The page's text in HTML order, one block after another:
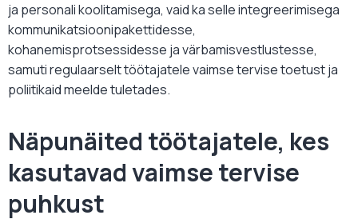
ja personali koolitamisega, vaid ka selle integreerimisega
kommunikatsioonipakettidesse,
kohanemisprotsessidesse ja värbamisvestlustesse,
samuti regulaarselt töötajatele vaimse tervise toetust ja
poliitikaid meelde tuletades.
Näpunäited töötajatele, kes
kasutavad vaimse tervise
puhkust